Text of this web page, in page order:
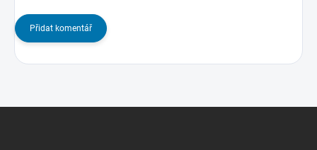
Přidat komentář